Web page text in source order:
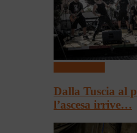
Dalla Tuscia al
l’ascesa irrive…